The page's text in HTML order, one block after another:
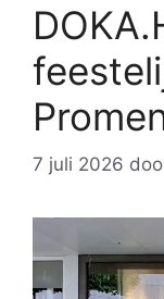
7 juli 2026